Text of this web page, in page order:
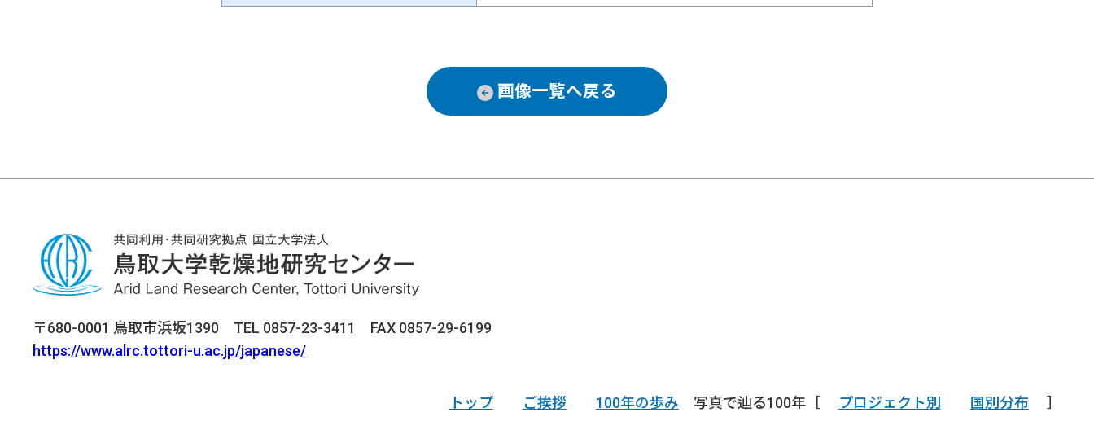
画像一覧へ戻る
〒680-0001 鳥取市浜坂1390 TEL 0857-23-3411 FAX 0857-29-6199
https://www.alrc.tottori-u.ac.jp/japanese/
トップ ご挨拶 100年の歩み 写真で辿る100年［ プロジェクト別 国別分布